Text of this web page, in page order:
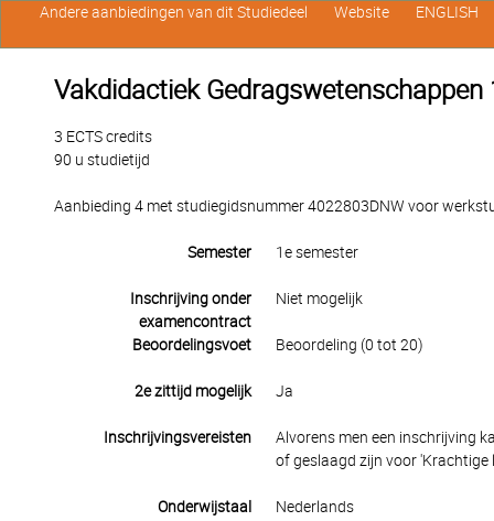
Vakdidactiek Gedragswetenschappen
3 ECTS credits
90 u studietijd
Aanbieding 4 met studiegidsnummer 4022803DNW voor
Semester 1e semester
Inschrijving onder
examencontract
Niet mogelijk
Beoordelingsvoet Beoordeling (0 tot 20)
2e zittijd mogelijk Ja
Inschrijvingsvereisten
Alvorens men een inschrijving
of geslaagd zijn voor 'Krachtige
Onderwijstaal Nederlands
Andere aanbiedingen van dit Studiedeel Website ENGLISH